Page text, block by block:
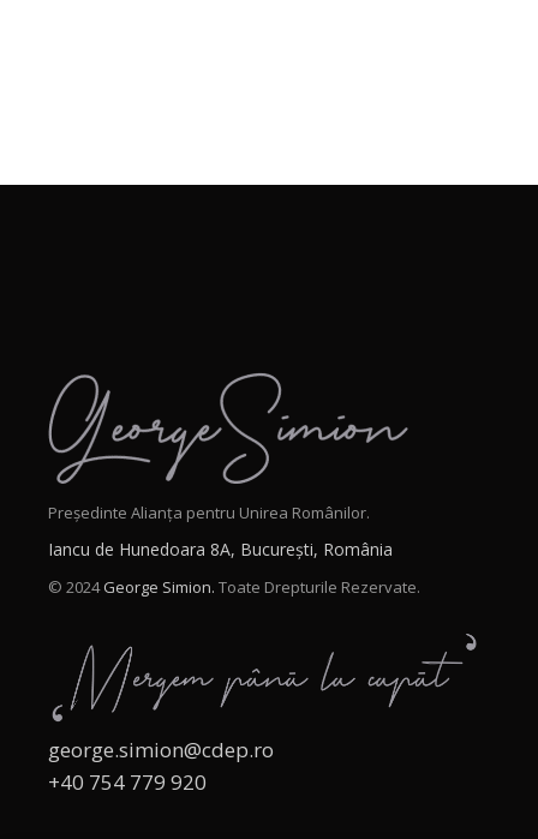
Președinte Alianța pentru Unirea Românilor.
Iancu de Hunedoara 8A, București, România
© 2024George Simion. Toate Drepturile Rezervate.
george.simion@cdep.ro
+40 754 779 920